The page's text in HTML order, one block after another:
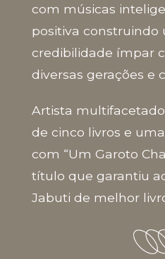
com músicas
positiva
credibilidade ímpar
diversas gerações e
Artista
de cinco livros e
com “Um Garoto
título que garantiu
Jabuti de melhor